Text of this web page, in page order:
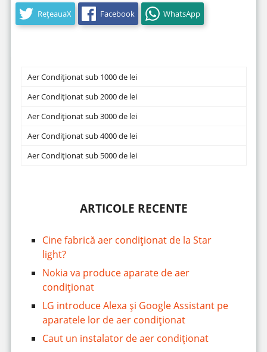
RețeauaX Facebook WhatsApp
Aer Condiționat sub 1000 de lei
Aer Condiționat sub 2000 de lei
Aer Condiționat sub 3000 de lei
Aer Condiționat sub 4000 de lei
Aer Condiționat sub 5000 de lei
ARTICOLE RECENTE
Cine fabrică aer condiționat de la Star
light?
Nokia va produce aparate de aer
condiționat
LG introduce Alexa și Google Assistant pe
aparatele lor de aer condiționat
Caut un instalator de aer condiționat